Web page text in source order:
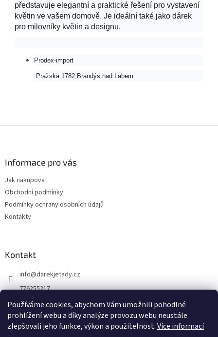
Používáme cookies, abychom Vám umožnili pohodlné
prohlížení webu a díky analýze provozu webu neustále
zlepšovali jeho funkce, výkon a použitelnost.Více informací
představuje elegantní a praktické řešení pro vystavení
květin ve vašem domově. Je ideální také jako dárek
pro milovníky květin a designu.
Prodex-import
Pražska 1782,Brandýs nad Labem
Informace pro vás
Jak nakupovat
Obchodní podmínky
Podmínky ochrany osobních údajů
Kontakty
Kontakt
info@darekjetady.cz
776255217
DÁREK JE TADY
darek_je_tady